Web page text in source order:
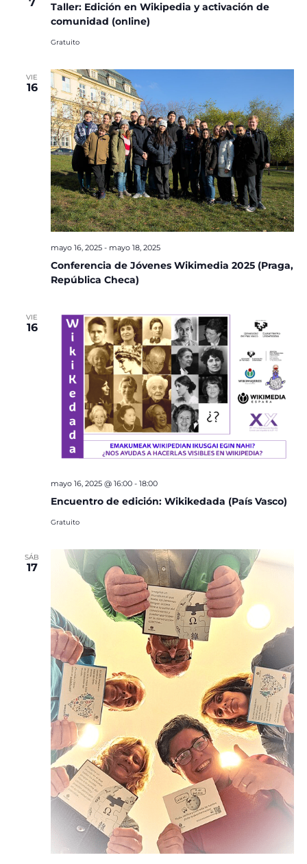
7
Taller: Edición en Wikipedia y activación de
comunidad (online)
Gratuito
VIE
16
Conferencia de Jóvenes Wikimedia 2025 (Praga,
República Checa)
mayo 16, 2025- mayo 18, 2025
VIE
16
Encuentro de edición: Wikikedada (País Vasco)
mayo 16, 2025 @ 16:00- 18:00
Gratuito
SÁB
17